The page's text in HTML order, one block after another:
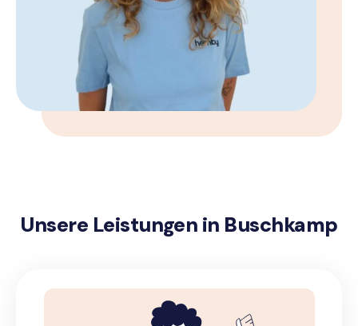
Unsere Leistungen in Buschkamp